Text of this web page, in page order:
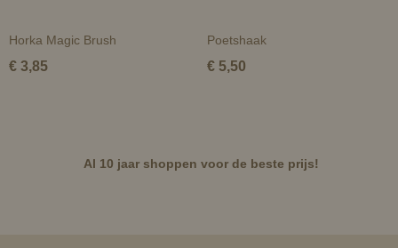
Horka Magic Brush
€ 3,85
Poetshaak
€ 5,50
Al 10 jaar shoppen voor de beste prijs!